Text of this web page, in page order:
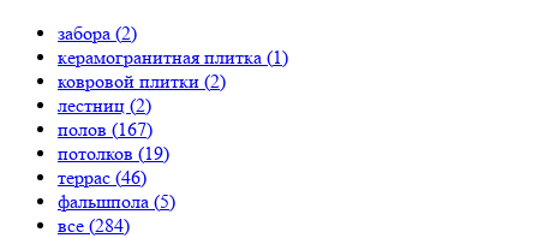
забора (2)
керамогранитная плитка (1)
ковровой плитки (2)
лестниц (2)
полов (167)
потолков (19)
террас (46)
фальшпола (5)
все (284)